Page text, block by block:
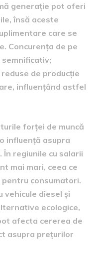
generație pot oferi
însă aceste
care se
Concurența de pe
de producție
influențând astfel
forței de muncă
influență asupra
regiunile cu salarii
mai mari, ceea ce
consumatori.
vehicule diesel și
ecologice,
afecta cererea de
asupra prețurilor